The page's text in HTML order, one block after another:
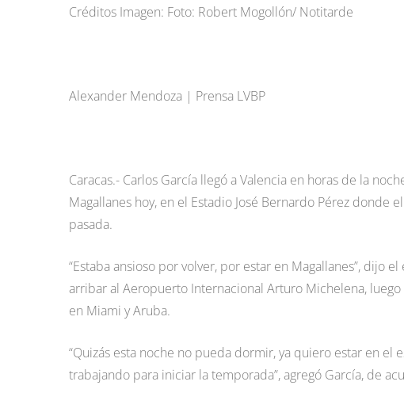
Créditos Imagen: Foto: Robert Mogollón/ Notitarde
Alexander Mendoza | Prensa LVBP
Caracas.- Carlos García llegó a Valencia en horas de la
Magallanes hoy, en el Estadio José Bernardo Pérez
pasada.
“Estaba ansioso por volver, por estar en Magallanes”, dijo
arribar al Aeropuerto Internacional Arturo Michelena,
en Miami y Aruba.
“Quizás esta noche no pueda dormir, ya quiero estar en
trabajando para iniciar la temporada”, agregó García, de